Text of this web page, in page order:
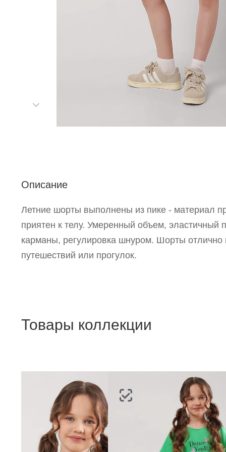
Описание
Летние шорты выполнены из пике - материал
приятен к телу. Умеренный объем, эластичный
карманы, регулировка шнуром. Шорты отлично
путешествий или прогулок.
Товары коллекции